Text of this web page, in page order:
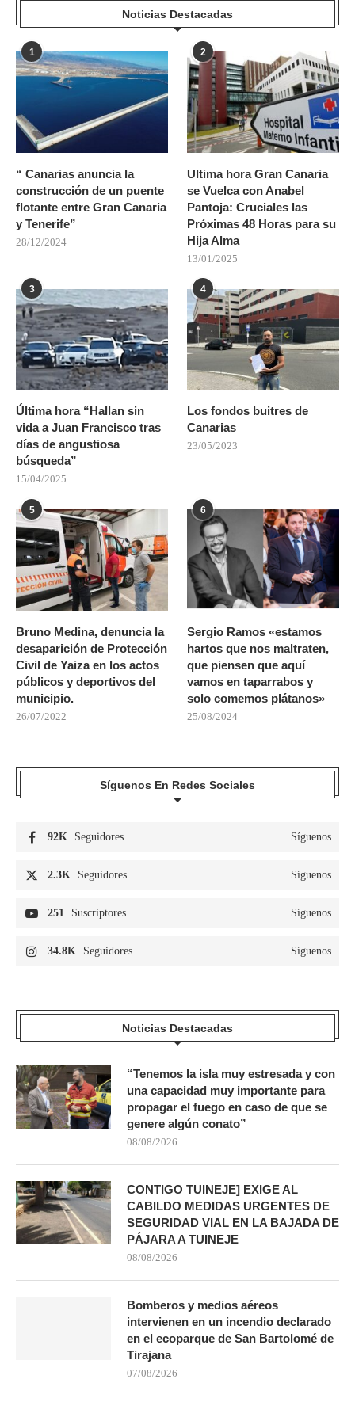
Noticias Destacadas
1
“ Canarias anuncia la
construcción de un puente
flotante entre Gran Canaria
y Tenerife”
28/12/2024
2
Ultima hora Gran Canaria
se Vuelca con Anabel
Pantoja: Cruciales las
Próximas 48 Horas para su
Hija Alma
13/01/2025
3
Última hora “Hallan sin
vida a Juan Francisco tras
días de angustiosa
búsqueda”
15/04/2025
4
Los fondos buitres de
Canarias
23/05/2023
5
Bruno Medina, denuncia la
desaparición de Protección
Civil de Yaiza en los actos
públicos y deportivos del
municipio.
26/07/2022
6
Sergio Ramos «estamos
hartos que nos maltraten,
que piensen que aquí
vamos en taparrabos y
solo comemos plátanos»
25/08/2024
Síguenos En Redes Sociales
92K Seguidores Síguenos
2.3K Seguidores Síguenos
251 Suscriptores Síguenos
34.8K Seguidores Síguenos
Noticias Destacadas
“Tenemos la isla muy estresada y con
una capacidad muy importante para
propagar el fuego en caso de que se
genere algún conato”
08/08/2026
CONTIGO TUINEJE] EXIGE AL
CABILDO MEDIDAS URGENTES DE
SEGURIDAD VIAL EN LA BAJADA DE
PÁJARA A TUINEJE
08/08/2026
Bomberos y medios aéreos
intervienen en un incendio declarado
en el ecoparque de San Bartolomé de
Tirajana
07/08/2026